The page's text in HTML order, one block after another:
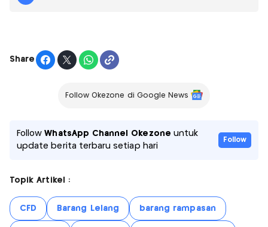
Share
Follow Okezone di Google News
FollowWhatsApp Channel Okezone untuk
update berita terbaru setiap hari
Follow
Topik Artikel :
CFD Barang Lelang barang rampasan